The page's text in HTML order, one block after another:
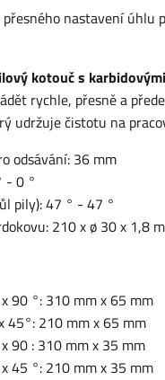
nastavení úhlu
kotouč s
rychle, přesně a
udržuje čistotu na
odsávání: 36 mm
- 0 °
pily): 47 ° - 47 °
210 x ø 30 x 1,8
90 °: 310 mm x 65 mm
45°: 210 mm x 65 mm
90 : 310 mm x 35 mm
45 °: 210 mm x 35 mm